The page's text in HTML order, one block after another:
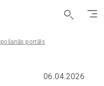
portāls
06.04.2026